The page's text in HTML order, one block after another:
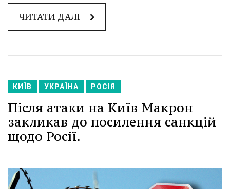
ЧИТАТИ ДАЛІ
КИЇВ УКРАЇНА РОСІЯ
Після атаки на Київ Макрон
закликав до посилення санкцій
щодо Росії.